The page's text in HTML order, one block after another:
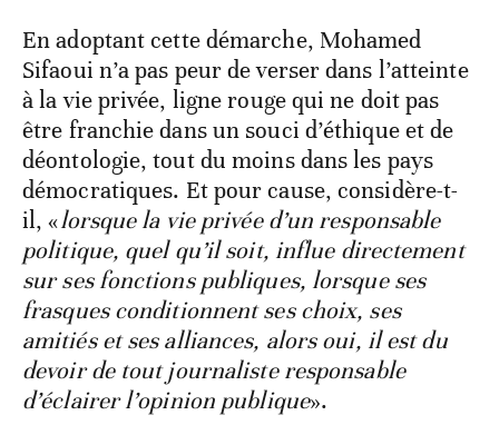
En adoptant cette démarche, Mohamed
Sifaoui n’a pas peur de verser dans l’atteinte
à la vie privée, ligne rouge qui ne doit pas
être franchie dans un souci d’éthique et de
déontologie, tout du moins dans les pays
démocratiques. Et pour cause, considère-t-
il, «lorsque la vie privée d’un responsable
politique, quel qu’il soit, influe directement
sur ses fonctions publiques, lorsque ses
frasques conditionnent ses choix, ses
amitiés et ses alliances, alors oui, il est du
devoir de tout journaliste responsable
d’éclairer l’opinion publique».